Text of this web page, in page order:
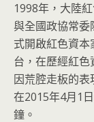
1998年， 大陸
與全國政協常委
式開啟紅色資
台， 在歷經紅色
因荒腔走板的
在2015年4月1
鐘。